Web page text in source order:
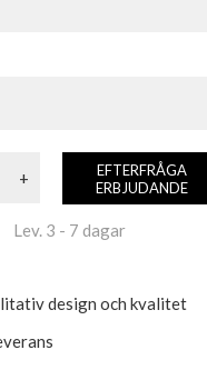
+
EFTERFRÅGA
ERBJUDANDE
Lev. 3 - 7 dagar
design och kvalitet